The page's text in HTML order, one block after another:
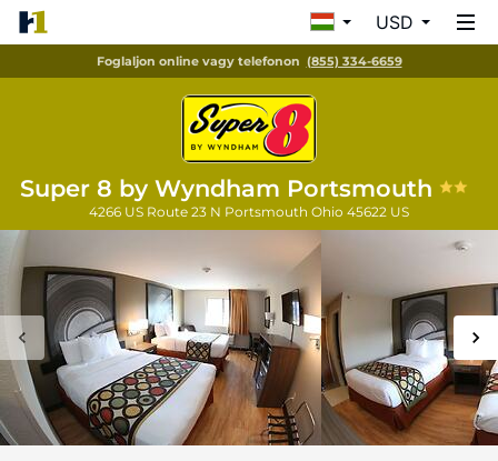
USD
Foglaljon online vagy telefonon (855) 334-6659
Super 8 by Wyndham Portsmouth
4266 US Route 23 N Portsmouth Ohio 45622 US